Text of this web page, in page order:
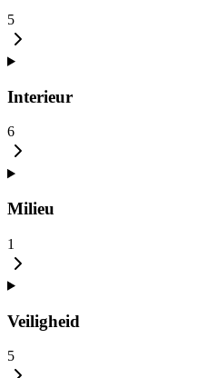
5
Interieur
6
Milieu
1
Veiligheid
5